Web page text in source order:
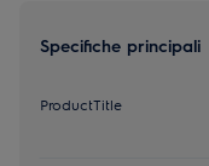
Specifiche principali
ProductTitle